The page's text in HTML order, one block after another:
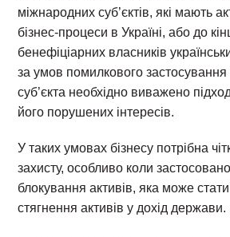
міжнародних суб’єктів, які мають
бізнес-процеси в Україні, або до
бенефіціарних власників
за умов помилкового застосування
суб’єкта необхідно виважено
його порушених інтересів.
У таких умовах бізнесу потрібна
захисту, особливо коли
блокування активів, яка може
стягнення активів у дохід держави.